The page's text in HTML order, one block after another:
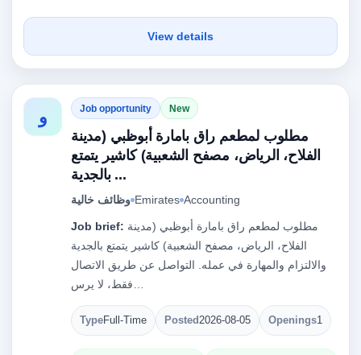
View details
و Job opportunity New
مطلوب لمطعم راق بامارة أبوظبي (مدينة
الفلاح، الرياض، مصفح الشعبية) كاشير يتمتع
بالجدية ...
وظائف خالية Emirates Accounting
Job brief:
الفلاح، الرياض، مصفح الشعبية) كاشير يتمتع بالجدية
والالتزام والمهارة في عمله. التواصل عن طريق الاتصال
TypeFull-Time Posted2026-08-05 Openings1